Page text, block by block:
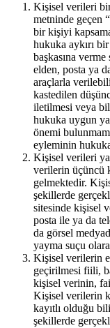
Kişisel verileri
metninde geçen
bir kişiyi
hukuka aykırı
başkasına
elden, posta ya
araçlarla
kastedilen
iletilmesi veya
hukuka uygun ya
önemi
eyleminin hukuka
Kişisel verileri
verilerin üçüncü
gelmektedir.
şekillerde
sitesinde kişisel
posta ile ya da
da görsel
yayma suçu
Kişisel verilerin
geçirilmesi fiili,
kişisel verinin,
Kişisel verilerin
kayıtlı olduğu
şekillerde